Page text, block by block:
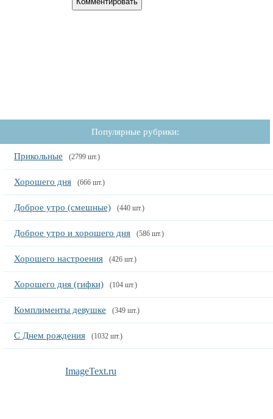
Популярные рубрики:
Прикольные (2799 шт.)
Хорошего дня (666 шт.)
Доброе утро (смешные) (440 шт.)
Доброе утро и хорошего дня (586 шт.)
Хорошего настроения (426 шт.)
Хорошего дня (гифки) (104 шт.)
Комплименты девушке (349 шт.)
С Днем рождения (1032 шт.)
ImageText.ru